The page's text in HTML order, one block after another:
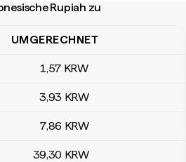
Rupiah zu
Rupiah zu Südkoreanische
UMGERECHNET
1,57 KRW
3,93 KRW
7,86 KRW
39,30 KRW